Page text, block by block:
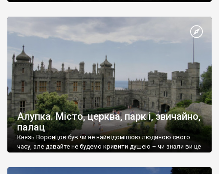
Алупка. Місто, церква, парк і, звичайно,
палац
Князь Воронцов був чи не найвідомішою людиною свого
часу, але давайте не будемо кривити душею – чи знали ви це